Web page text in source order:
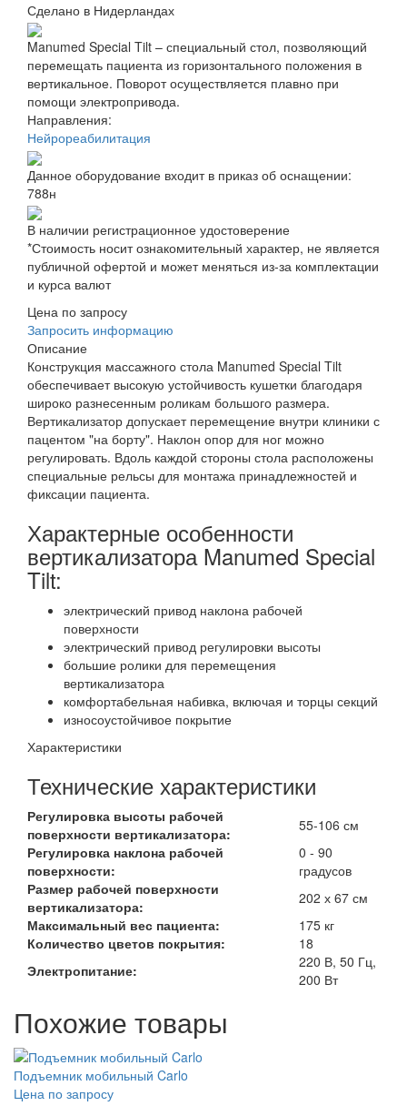
Сделано в Нидерландах
Manumed Special Tilt – специальный стол, позволяющий
перемещать пациента из горизонтального положения в
вертикальное. Поворот осуществляется плавно при
помощи электропривода.
Направления:
Нейрореабилитация
Данное оборудование входит в приказ об оснащении:
788н
В наличии регистрационное удостоверение
*Стоимость носит ознакомительный характер, не является
публичной офертой и может меняться из-за комплектации
и курса валют
Цена по запросу
Запросить информацию
Описание
Конструкция массажного стола Manumed Special Tilt
обеспечивает высокую устойчивость кушетки благодаря
широко разнесенным роликам большого размера.
Вертикализатор допускает перемещение внутри клиники с
пацентом "на борту". Наклон опор для ног можно
регулировать. Вдоль каждой стороны стола расположены
специальные рельсы для монтажа принадлежностей и
фиксации пациента.
Характерные особенности
вертикализатора Manumed Special
Tilt:
электрический привод наклона рабочей
поверхности
электрический привод регулировки высоты
большие ролики для перемещения
вертикализатора
комфортабельная набивка, включая и торцы секций
износоустойчивое покрытие
Характеристики
Технические характеристики
Регулировка высоты рабочей
поверхности вертикализатора:
55-106 см
Регулировка наклона рабочей
поверхности:
0 - 90
градусов
Размер рабочей поверхности
вертикализатора:
202 х 67 см
Максимальный вес пациента:
175 кг
Количество цветов покрытия:
18
Электропитание:
220 В, 50 Гц,
200 Вт
Похожие товары
Подъемник мобильный Carlo
Цена по запросу